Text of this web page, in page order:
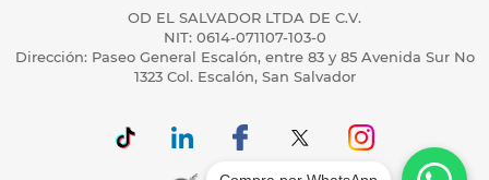
OD EL SALVADOR LTDA DE C.V.
NIT: 0614-071107-103-0
Dirección: Paseo General Escalón, entre 83 y 85 Avenida Sur No
1323 Col. Escalón, San Salvador